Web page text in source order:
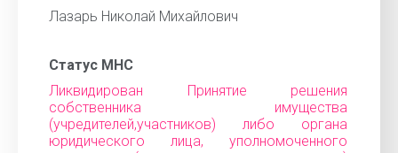
Лазарь Николай Михайлович
Статус МНС
Ликвидирован Принятие решения
собственника имущества
(учредителей,участников) либо органа
юридического лица, уполномоченного